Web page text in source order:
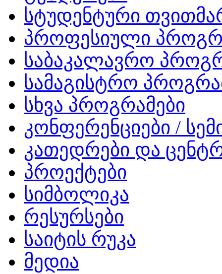
სტუდენტური
პროფესიული
საბაკალავრო
სამაგისტრო
სხვა პროგრამები
კონფერენციები /
კათედრები და
პროექტები
სიმბოლიკა
რესურსები
საიტის რუკა
მედია